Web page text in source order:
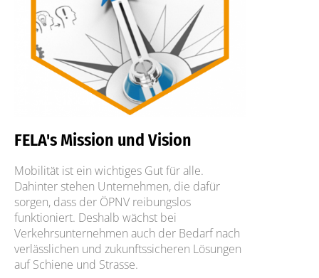
FELA's Mission und Vision
Mobilität ist ein wichtiges Gut für alle.
Dahinter stehen Unternehmen, die dafür
sorgen, dass der ÖPNV reibungslos
funktioniert. Deshalb wächst bei
Verkehrsunternehmen auch der Bedarf nach
verlässlichen und zukunftssicheren Lösungen
auf Schiene und Strasse.